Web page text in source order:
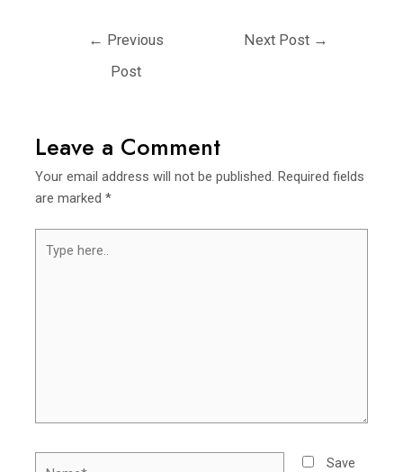
← Previous
Post
Next Post →
Leave a Comment
Your email address will not be published. Required fields
are marked*
here..
Save